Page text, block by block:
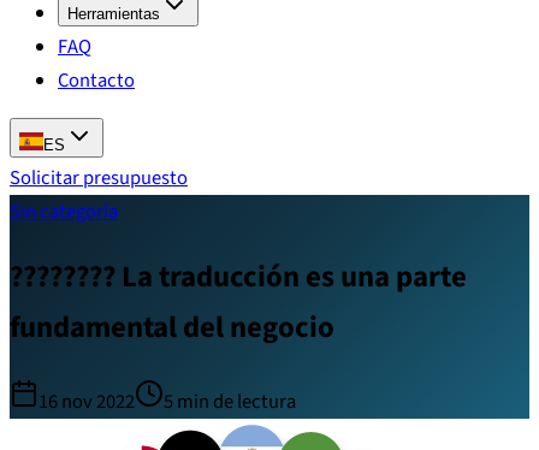
Herramientas
FAQ
Contacto
ES
Solicitar presupuesto
Sin categoría
???????? La traducción es una parte
fundamental del negocio
16 nov 2022 5min de lectura